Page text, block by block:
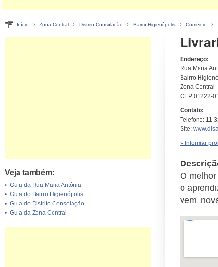
Início › Zona Central › Distrito Consolação › Bairro Higienópolis › Comércio ›
Veja também:
• Guia da Rua Maria Antônia
• Guia do Bairro Higienópolis
• Guia do Distrito Consolação
• Guia da Zona Central
Endereço:
Rua Maria
Bairro
Zona Central
CEP 01222-
Contato:
Telefone: 11
Site:
» Informar
O
o
vem